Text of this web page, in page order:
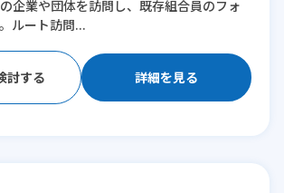
企業や団体を訪問し、既存組合員のフォ
ルート訪問...
詳細を見る